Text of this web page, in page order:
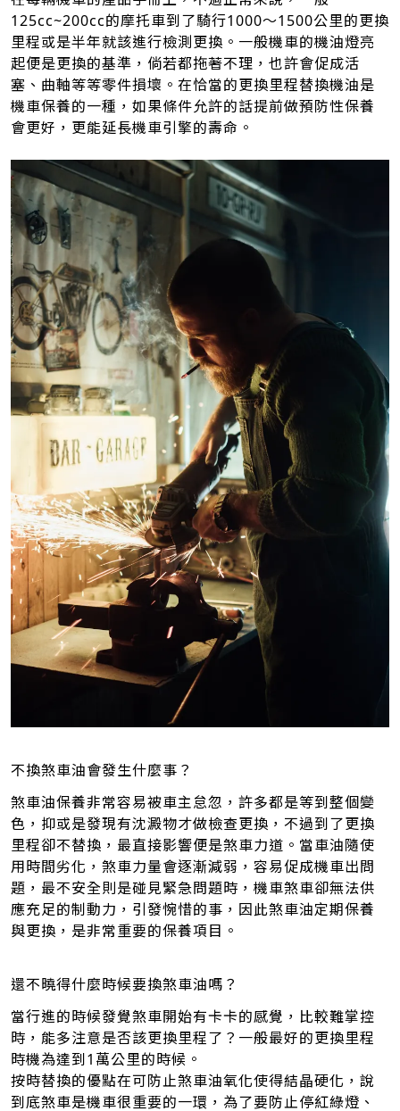
125cc~200cc的摩托車到了騎行1000～1500公里的更換
里程或是半年就該進行檢測更換。一般機車的機油燈亮
起便是更換的基準，倘若都拖著不理，也許會促成活
塞、曲軸等等零件損壞。在恰當的更換里程替換機油是
機車保養的一種，如果條件允許的話提前做預防性保養
會更好，更能延長機車引擎的壽命。
不換煞車油會發生什麼事？
煞車油保養非常容易被車主怠忽，許多都是等到整個變
色，抑或是發現有沈澱物才做檢查更換，不過到了更換
里程卻不替換，最直接影響便是煞車力道。當車油隨使
用時間劣化，煞車力量會逐漸減弱，容易促成機車出問
題，最不安全則是碰見緊急問題時，機車煞車卻無法供
應充足的制動力，引發惋惜的事，因此煞車油定期保養
與更換，是非常重要的保養項目。
還不曉得什麼時候要換煞車油嗎？
當行進的時候發覺煞車開始有卡卡的感覺，比較難掌控
時，能多注意是否該更換里程了？一般最好的更換里程
時機為達到1萬公里的時候。
按時替換的優點在可防止煞車油氧化使得結晶硬化，說
到底煞車是機車很重要的一環，為了要防止停紅綠燈、